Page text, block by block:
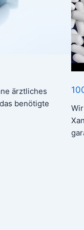
ärztliches
benötigte